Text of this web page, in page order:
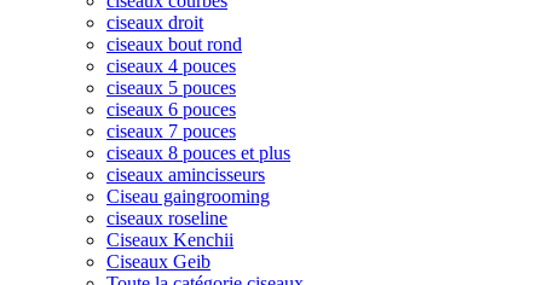
ciseaux droit
ciseaux bout rond
ciseaux 4 pouces
ciseaux 5 pouces
ciseaux 6 pouces
ciseaux 7 pouces
ciseaux 8 pouces et plus
ciseaux amincisseurs
Ciseau gaingrooming
ciseaux roseline
Ciseaux Kenchii
Ciseaux Geib